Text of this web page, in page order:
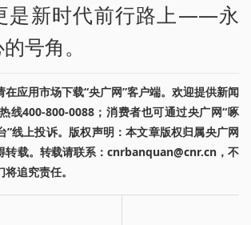
是新时代前行路上——永
号角。
在应用市场下载“央广网”客户端。欢迎提供新闻
线400-800-0088；消费者也可通过央广网“啄
”线上投诉。版权声明：本文章版权归属央广网
转载。转载请联系：cnrbanquan@cnr.cn，不
追究责任。